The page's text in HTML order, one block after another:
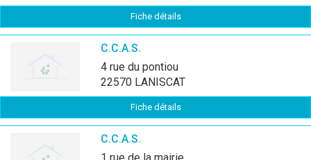
Fiche détails
C.C.A.S.
4 rue du pontiou
22570 LANISCAT
Fiche détails
C.C.A.S.